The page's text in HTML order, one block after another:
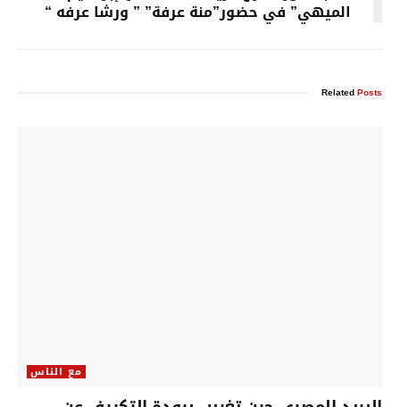
الميهي” في حضور”منة عرفة” ” ورشا عرفه “
RelatedPosts
مع الناس